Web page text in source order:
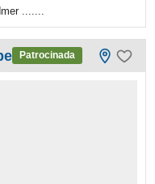
.......
Patrocinada